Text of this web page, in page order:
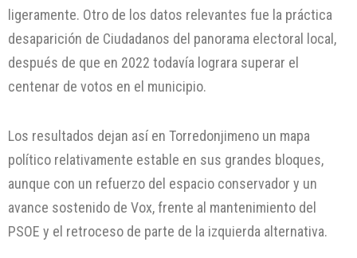
ligeramente. Otro de los datos relevantes fue la práctica
desaparición de Ciudadanos del panorama electoral local,
después de que en 2022 todavía lograra superar el
centenar de votos en el municipio.
Los resultados dejan así en Torredonjimeno un mapa
político relativamente estable en sus grandes bloques,
aunque con un refuerzo del espacio conservador y un
avance sostenido de Vox, frente al mantenimiento del
PSOE y el retroceso de parte de la izquierda alternativa.